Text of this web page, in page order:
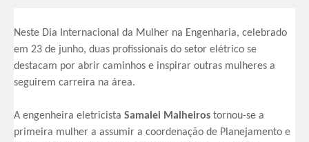
Neste Dia Internacional da Mulher na Engenharia, celebrado
em 23 de junho, duas profissionais do setor elétrico se
destacam por abrir caminhos e inspirar outras mulheres a
seguirem carreira na área.
A engenheira eletricista Samalei Malheiros tornou-se a
primeira mulher a assumir a coordenação de Planejamento e